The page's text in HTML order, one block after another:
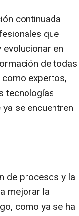
continuada
que
en
de todas
expertos,
tecnologías
se encuentren
de procesos y la
mejorar la
como ya se ha